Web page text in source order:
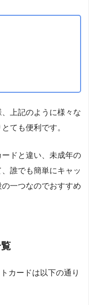
上記のように様々な
ても便利です。
ドと違い、未成年の
誰でも簡単にキャッ
一つなのでおすすめ
カードは以下の通り